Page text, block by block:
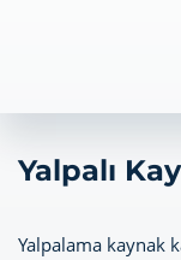
Yalpalı
Yalpalama kaynak